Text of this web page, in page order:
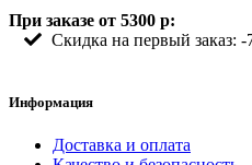
При заказе от 5300 р:
Скидка на первый заказ: -
Информация
Доставка и оплата